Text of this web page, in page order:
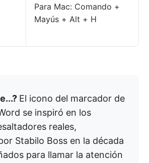
Para Mac: Comando +
Mayús + Alt + H
El icono del marcador de
se inspiró en los
reales,
Stabilo Boss en la década
para llamar la atención